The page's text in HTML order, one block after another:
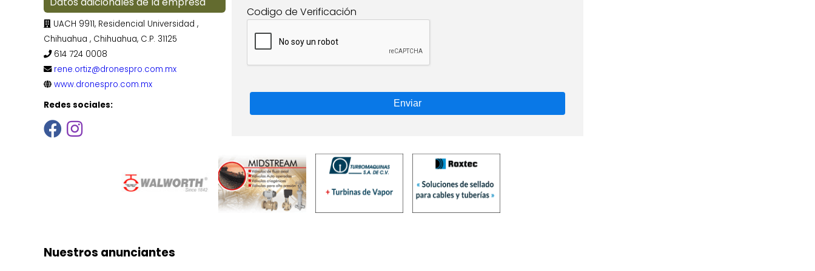
UACH 9911, Residencial Universidad ,
Chihuahua , Chihuahua, C.P. 31125
614 724 0008
rene.ortiz@dronespro.com.mx
www.dronespro.com.mx
Redes sociales:
Codigo de Verificación
Enviar
Nuestros anunciantes